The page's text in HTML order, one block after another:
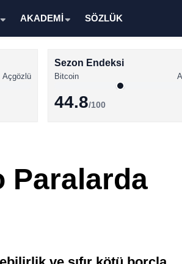
Altcoin
AKADEMİ SÖZLÜK
Açgözlü
Sezon Endeksi
Bitcoin
44.8/100
Paralarda